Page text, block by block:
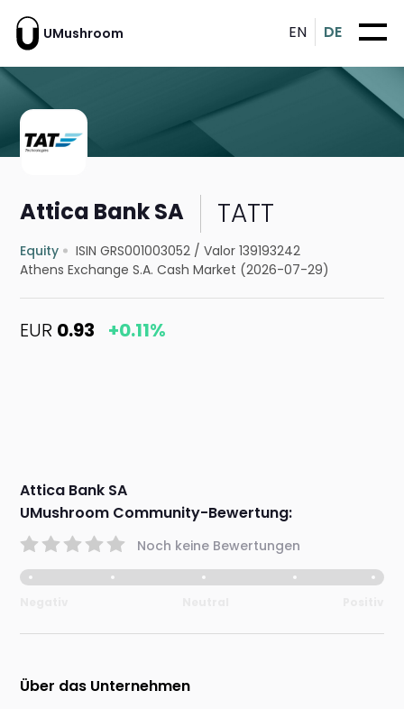
UMushroom EN DE
Attica Bank SA TATT
Equity ISIN GRS001003052 /Valor 139193242
Athens Exchange S.A. Cash Market (2026-07-29)
EUR 0.93 +0.11%
Attica Bank SA
UMushroom Community-Bewertung:
Noch keine Bewertungen
Über das Unternehmen